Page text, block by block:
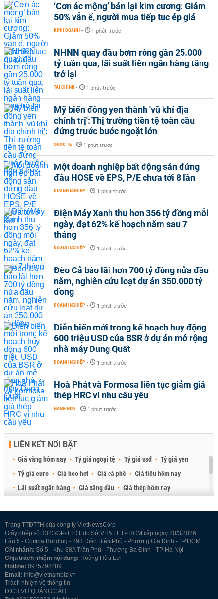
‘Cơn ác mộng’ bán lại kim cương: Giảm
50% vẫn ế, người mua tiếp tục ép giá
KINH DOANH - 1 phút trước
NHNN quay đầu bơm ròng gần 25.000
tỷ tuần qua, lãi suất liên ngân hàng tăng
trở lại
TÀI CHÍNH - 1 phút trước
Mỹ biến đồng yen thành 'vũ khí địa
chính trị': Thị trường tiền tệ toàn cầu
đứng trước bước ngoặt lớn
QUỐC TẾ - 1 phút trước
Một doanh nghiệp bất động sản đứng
đầu HOSE về EPS, P/E chưa tới 8 lần
DOANH NGHIỆP - 1 phút trước
Điện Máy Xanh thu hơn 356 tỷ đồng mỗi
ngày, đạt 62% kế hoạch năm sau 7
tháng
DOANH NGHIỆP - 1 phút trước
Đèo Cả báo lãi hơn 700 tỷ đồng nửa đầu
năm, nghiên cứu loạt dự án 350.000 tỷ
đồng
DOANH NGHIỆP - 1 phút trước
Diễn biến mới trong kế hoạch huy động
600 triệu USD của BSR ở dự án mở rộng
nhà máy Dung Quất
DOANH NGHIỆP - 1 phút trước
Hoà Phát và Formosa liên tục giảm giá
thép HRC vì nhu cầu yếu
HÀNG HÓA - 1 phút trước
LIÊN KẾT NỔI BẬT
Giá vàng hôm nay Tỷ giá ngoại tệ Tỷ giá usd
Tỷ giá yen
Tỷ giá euro
Giá heo hơi Giá cà phê
Giá tiêu hôm nay
Lãi suất ngân hàng
Giá xăng dầu
Giá thép hôm nay
Trang TTĐTTH của công ty VietNewsCorp
Giấy phép số 3323/GP-TTĐT do Sở VH&TT TP.HCM cấp ngày 20/3/2026
Lầu 5 - Compa Building - 293 Điện Biên Phủ - Phường Gia Định - TP.HCM
Chi nhánh: Số 5 - Khu 38A Trần Phú - Phường Ba Đình - TP. Hà Nội
Chịu trách nhiệm nội dung: Hoàng Hữu Lợi
Hotline: 0975798489
Email: info@vietnambiz.vn
Trách nhiệm về thông tin
DỊCH VỤ QUẢNG CÁO